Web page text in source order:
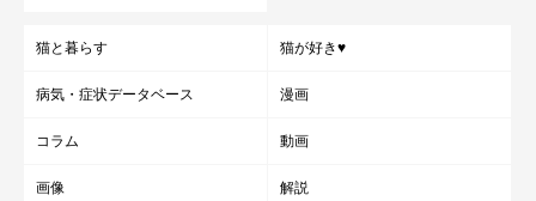
クッキーの詰め合わせに…リスの群れが！
猫と暮らす 猫が好き♥
病気・症状データベース 漫画
コラム 動画
画像 解説